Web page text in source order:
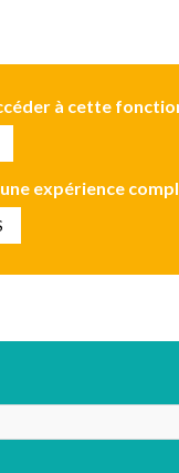
à cette
expérience